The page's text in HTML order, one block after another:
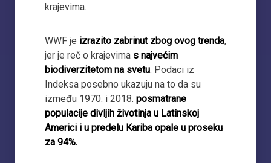
krajevima.
WWF je izrazito zabrinut zbog ovog trenda,
jer je reč o krajevima s najvećim
biodiverzitetom na svetu. Podaci iz
Indeksa posebno ukazuju na to da su
između 1970. i 2018. posmatrane
populacije divljih životinja u Latinskoj
Americi i u predelu Kariba opale u proseku
za 94%.